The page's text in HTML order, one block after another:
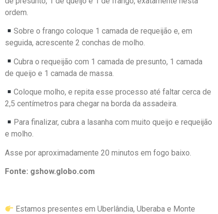
ordem.
Sobre o frango coloque 1 camada de requeijão e, em
seguida, acrescente 2 conchas de molho.
Cubra o requeijão com 1 camada de presunto, 1 camada
de queijo e 1 camada de massa.
Coloque molho, e repita esse processo até faltar cerca de
2,5 centímetros para chegar na borda da assadeira.
Para finalizar, cubra a lasanha com muito queijo e requeijão
e molho.
Asse por aproximadamente 20 minutos em fogo baixo.
Fonte: gshow.globo.com
Estamos presentes em Uberlândia, Uberaba e Monte